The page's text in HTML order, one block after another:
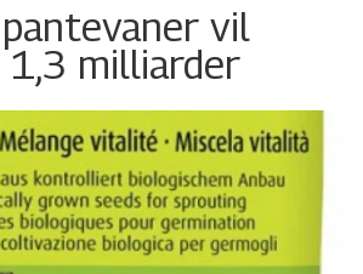
vil
1,3 milliarder